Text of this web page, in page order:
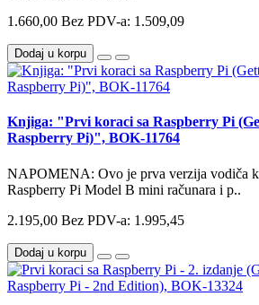
1.660,00 Bez PDV-a: 1.509,09
Dodaj u korpu
Knjiga: "Prvi koraci sa Raspberry Pi
Raspberry Pi)", BOK-11764
NAPOMENA: Ovo je prva verzija vodiča
Raspberry Pi Model B mini računara i p..
2.195,00 Bez PDV-a: 1.995,45
Dodaj u korpu